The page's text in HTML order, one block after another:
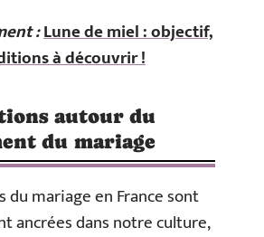
:Lune de miel : objectif,
à découvrir !
autour du
du mariage
du mariage en France sont
ancrées dans notre culture,